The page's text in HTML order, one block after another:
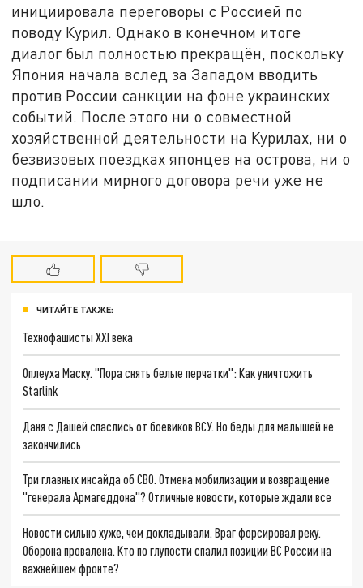
инициировала переговоры с Россией по
поводу Курил. Однако в конечном итоге
диалог был полностью прекращён, поскольку
Япония начала вслед за Западом вводить
против России санкции на фоне украинских
событий. После этого ни о совместной
хозяйственной деятельности на Курилах, ни о
безвизовых поездках японцев на острова, ни о
подписании мирного договора речи уже не
шло.
ЧИТАЙТЕ ТАКЖЕ:
Технофашисты XXI века
Оплеуха Маску. "Пора снять белые перчатки": Как уничтожить
Starlink
Даня с Дашей спаслись от боевиков ВСУ. Но беды для малышей не
закончились
Три главных инсайда об СВО. Отмена мобилизации и возвращение
"генерала Армагеддона"? Отличные новости, которые ждали все
Новости сильно хуже, чем докладывали. Враг форсировал реку.
Оборона провалена. Кто по глупости спалил позиции ВС России на
важнейшем фронте?